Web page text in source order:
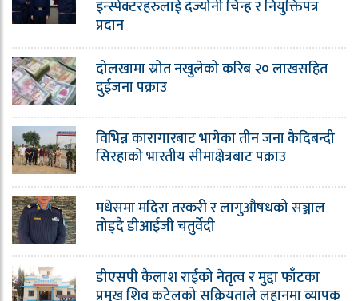
इन्स्पेक्टरहरुलाई दर्ज्यानी चिन्ह र नियुक्तिपत्र
प्रदान
दोलखामा स्रोत नखुलेको करिब २० लाखसहित
दुईजना पक्राउ
विभिन्न कारागारबाट भागेका तीन जना कैदिबन्दी
सिरहाको भारतीय सीमाक्षेत्रबाट पक्राउ
मधेसमा मदिरा तस्करी र लागुऔषधको सञ्जाल
तोड्दै डीआईजी चतुर्वेदी
डीएसपी कैलाश राईको नेतृत्व र मुद्दा फाँटका
प्रमुख शिव कटेलको सक्रियताले लहानमा व्यापक